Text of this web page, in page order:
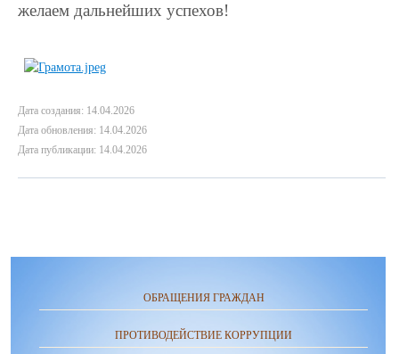
желаем дальнейших успехов!
Дата создания: 14.04.2026
Дата обновления: 14.04.2026
Дата публикации: 14.04.2026
ОБРАЩЕНИЯ ГРАЖДАН
ПРОТИВОДЕЙСТВИЕ КОРРУПЦИИ